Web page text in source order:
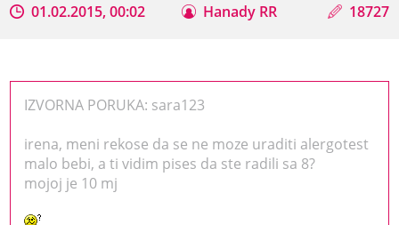
01.02.2015, 00:02 Hanady RR 18727
IZVORNA PORUKA: sara123
irena, meni rekose da se ne moze uraditi alergotest
malo bebi, a ti vidim pises da ste radili sa 8?
mojoj je 10 mj